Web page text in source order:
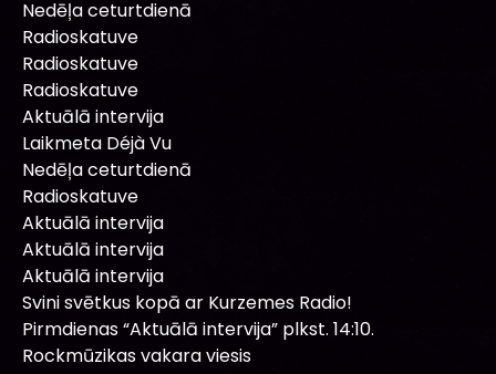
Nedēļa ceturtdienā
Radioskatuve
Radioskatuve
Radioskatuve
Aktuālā intervija
Laikmeta Déjà Vu
Nedēļa ceturtdienā
Radioskatuve
Aktuālā intervija
Aktuālā intervija
Aktuālā intervija
Svini svētkus kopā ar Kurzemes Radio!
Pirmdienas “Aktuālā intervija” plkst. 14:10.
Rockmūzikas vakara viesis